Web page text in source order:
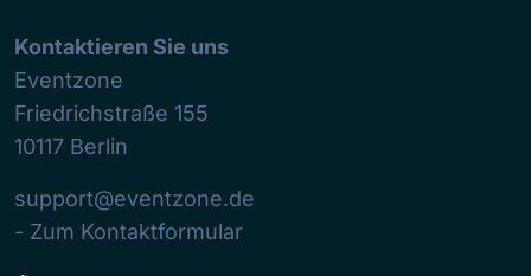
Kontaktieren Sie uns
Eventzone
Friedrichstraße 155
10117 Berlin
support@eventzone.de
- Zum Kontaktformular